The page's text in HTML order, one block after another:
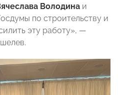
Володина и
по строительству и
эту работу», —